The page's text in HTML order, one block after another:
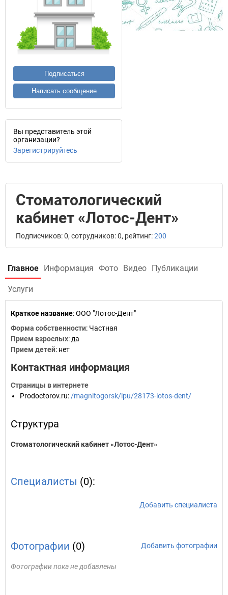
Подписаться
Написать сообщение
Вы представитель этой
организации?
Зарегистрируйтесь
Стоматологический
кабинет «Лотос-Дент»
Подписчиков: 0, сотрудников: 0, рейтинг:200
Главное Информация Фото Видео Публикации
Услуги
Краткое название:ООО "Лотос-Дент"
Форма собственности: Частная
Прием взрослых: да
Прием детей: нет
Контактная информация
Страницы в интернете
Prodoctorov.ru: /magnitogorsk/lpu/28173-lotos-dent/
Структура
Стоматологический кабинет «Лотос-Дент»
Специалисты (0):
Добавить специалиста
Фотографии (0) Добавить фотографии
Фотографии пока не добавлены